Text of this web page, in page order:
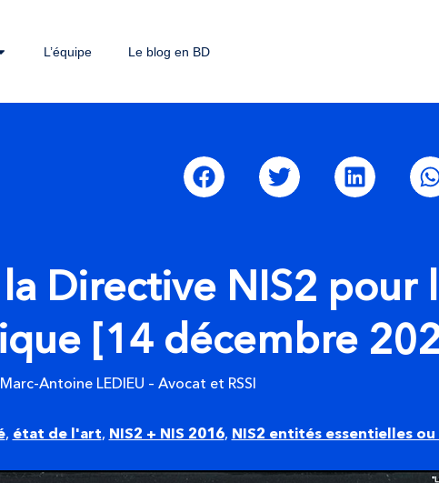
L’équipe Le blog en BD
Directive NIS2 pour
[14 décembre
Marc-Antoine LEDIEU – Avocat et RSSI
, état de l'art, NIS2 + NIS 2016, NIS2 entités essentielles